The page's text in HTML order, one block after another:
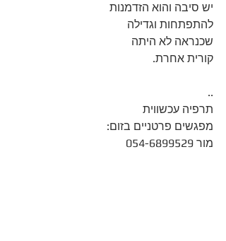
יש סיבה והוא הזדמנות
להתפתחות וגדילה
שכנראה לא היתה
קורית אחרת.
..
תרפיה עכשווית
מפגשים פרטניים בזום:
מור 054-6899529